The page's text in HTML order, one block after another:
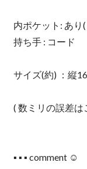
内ポケット: あり
持ち手 : コード
サイズ(約) ：縦
( 数ミリの誤差は
▪︎ ▪︎ ▪︎ comment ☺︎